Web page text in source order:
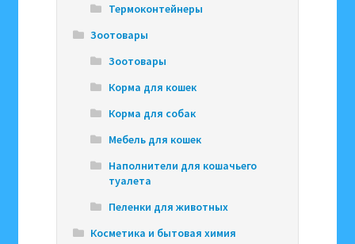
Термоконтейнеры
Зоотовары
Зоотовары
Корма для кошек
Корма для собак
Мебель для кошек
Наполнители для кошачьего
туалета
Пеленки для животных
Косметика и бытовая химия